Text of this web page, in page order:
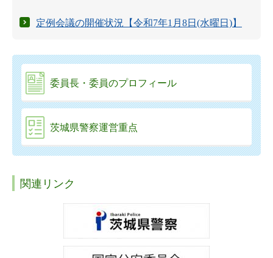
定例会議の開催状況【令和7年1月8日(水曜日)】
委員長・委員のプロフィール
茨城県警察運営重点
関連リンク